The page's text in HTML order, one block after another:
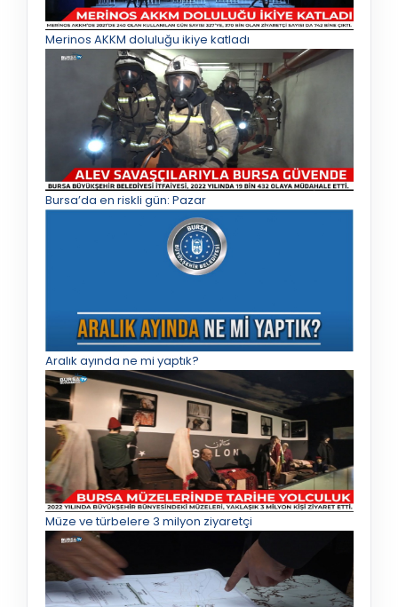
Merinos AKKM doluluğu ikiye katladı
Bursa’da en riskli gün: Pazar
Aralık ayında ne mi yaptık?
Müze ve türbelere 3 milyon ziyaretçi